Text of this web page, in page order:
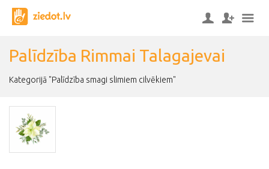
Palīdzība Rimmai Talagajevai
Kategorijā "Palīdzība smagi slimiem cilvēkiem"